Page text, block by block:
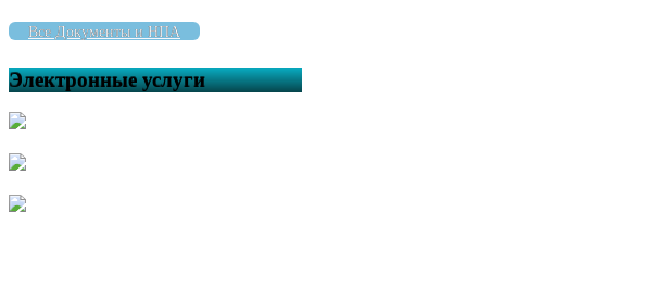
Все Документы и НПА
Электронные услуги